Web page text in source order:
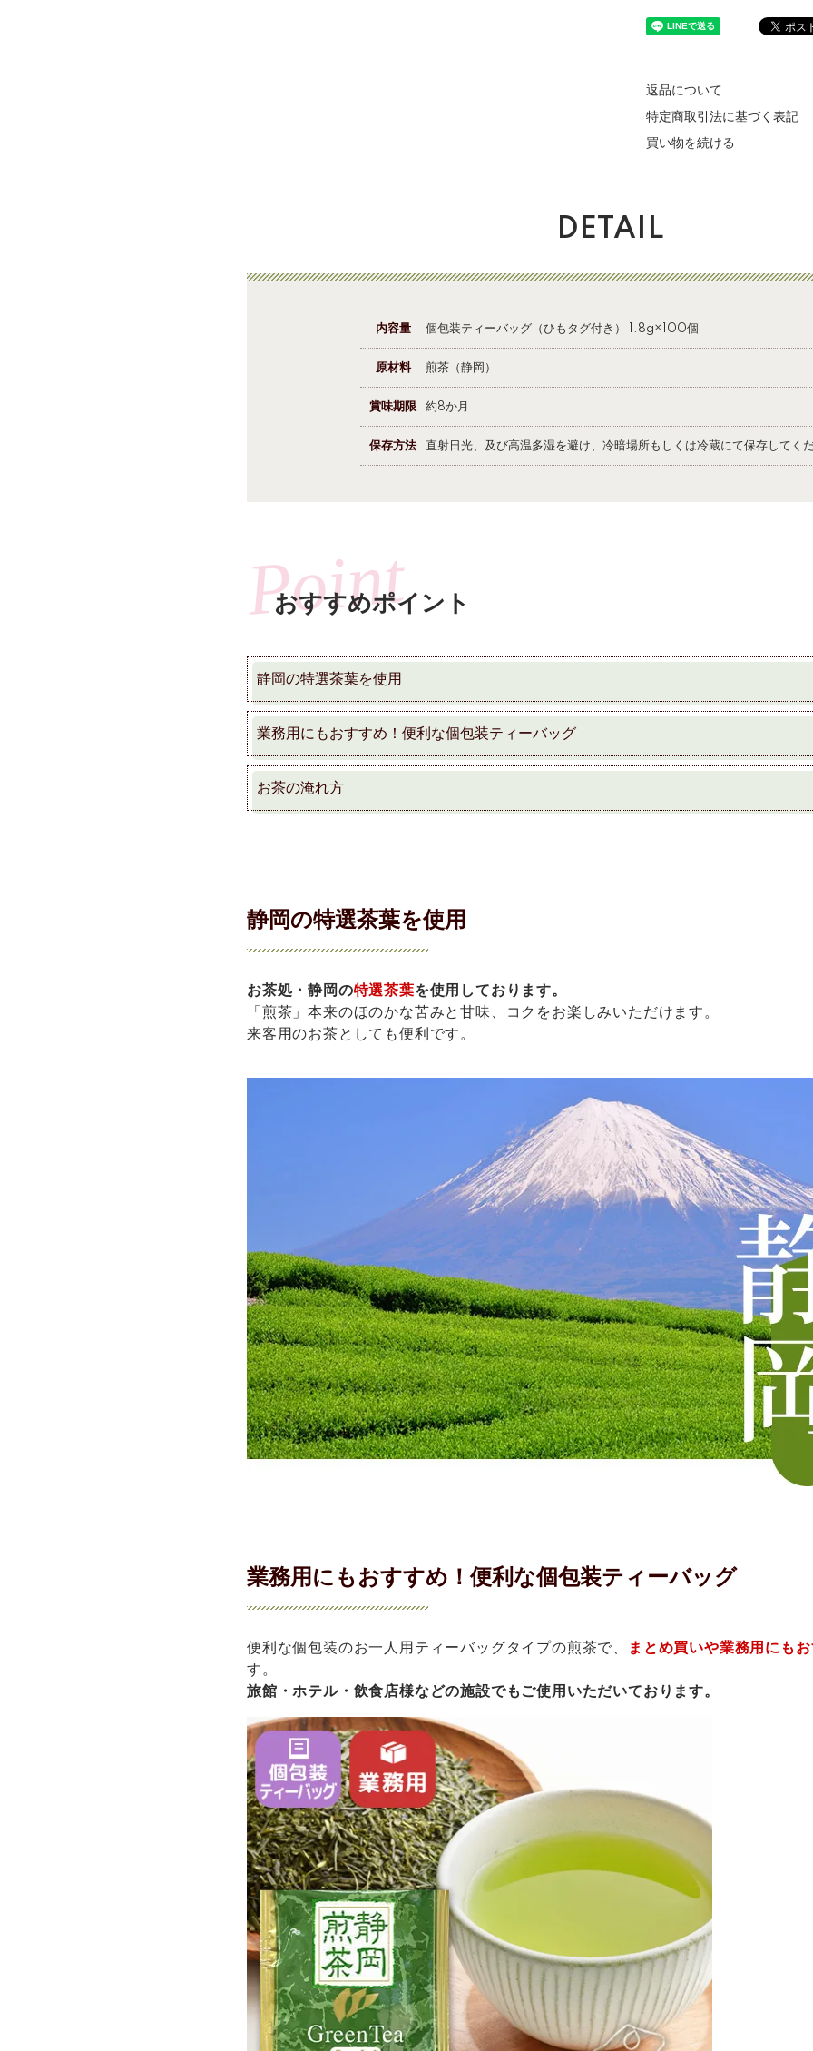
返品について
特定商取引法に基づく表記
買い物を続ける
DETAIL
内容量 個包装ティーバッグ（ひもタグ付き） 1.8g×100個
原材料 煎茶（静岡）
賞味期限 約8か月
保存方法 直射日光、及び高温多湿を避け、冷暗場所もしくは冷蔵にて保存してく
おすすめポイント
静岡の特選茶葉を使用
業務用にもおすすめ！便利な個包装ティーバッグ
お茶の淹れ方
静岡の特選茶葉を使用
お茶処・静岡の特選茶葉を使用しております。
「煎茶」本来のほのかな苦みと甘味、コクをお楽しみいただけます。
来客用のお茶としても便利です。
業務用にもおすすめ！便利な個包装ティーバッグ
便利な個包装のお一人用ティーバッグタイプの煎茶で、
まとめ買いや業務用にも
す。
旅館・ホテル・飲食店様などの施設でもご使用いただいております。